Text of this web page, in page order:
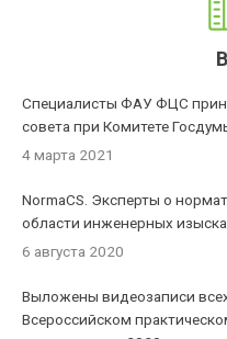
Специалисты ФАУ ФЦС
совета при Комитете
4 марта 2021
NormaCS. Эксперты о
области инженерных
6 августа 2020
Выложены видеозаписи
Всероссийском